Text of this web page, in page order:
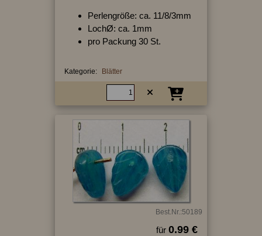
Perlengröße: ca. 11/8/3mm
LochØ: ca. 1mm
pro Packung 30 St.
Kategorie: Blätter
Best.Nr.:50189
für 0.99 €